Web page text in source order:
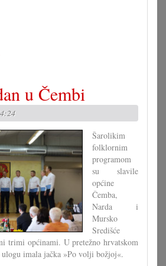
u Čembi
Šarolikim
folklornim
programom
su slavile
općine
Čemba,
Narda i
Mursko
Središće
trimi općinami. U pretežno hrvatskom
ulogu imala jačka »Po volji božjoj«.